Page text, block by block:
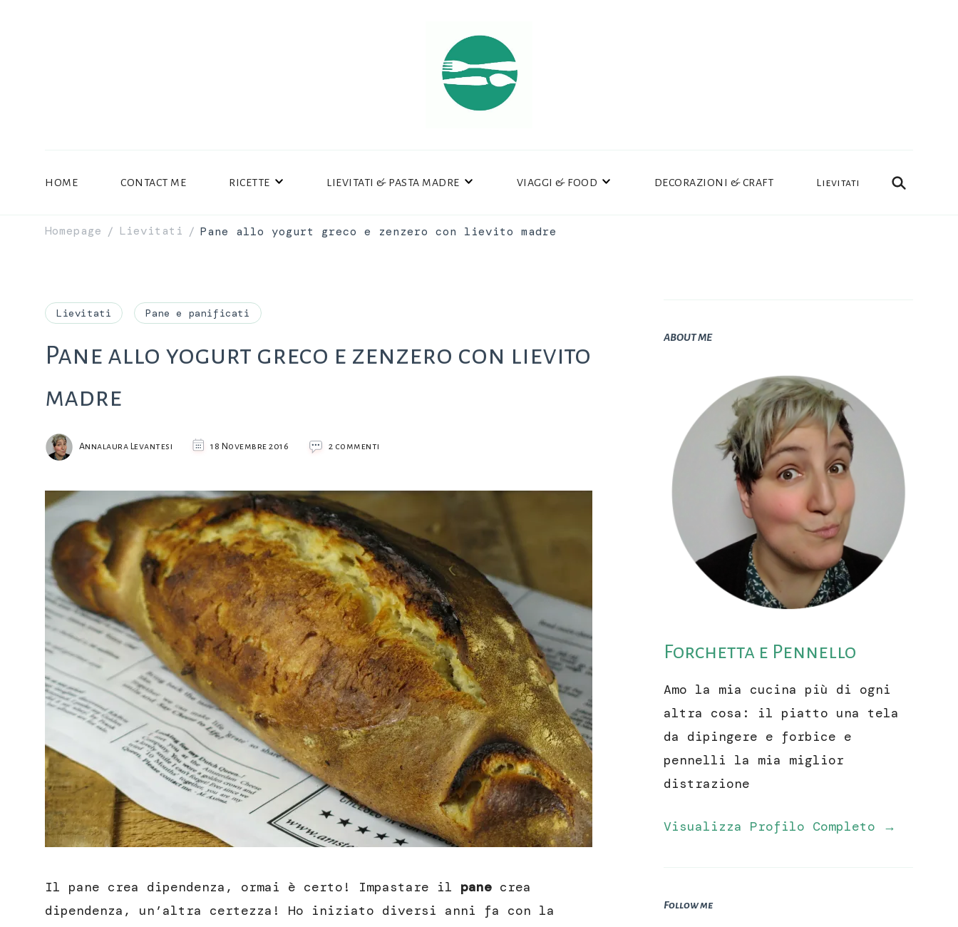
HOME CONTACT ME RICETTE LIEVITATI & PASTA MADRE VIAGGI & FOOD DECORAZIONI & CRAFT Lievitati
Homepage / Lievitati / Pane allo yogurt greco e zenzero con lievito madre
Lievitati Pane e panificati
Pane allo yogurt greco e zenzero con lievito
madre
Annalaura Levantesi 18 Novembre 2016 2 commenti
yogurt
e
zenzero
con
lievito
madre
Il pane crea dipendenza, ormai è certo! Impastare il pane crea
dipendenza, un’altra certezza! Ho iniziato diversi anni fa con la
ABOUT ME
Forchetta e Pennello
Amo la mia cucina più di ogni
altra cosa: il piatto una tela
da dipingere e forbice e
pennelli la mia miglior
distrazione
Visualizza Profilo Completo →
Follow me